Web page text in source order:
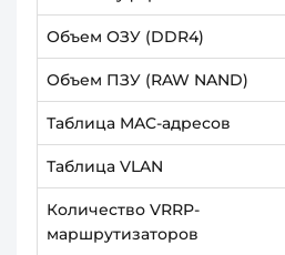
Объем ОЗУ (DDR4)
Объем ПЗУ (RAW NAND)
Таблица MAC-адресов
Таблица VLAN
Количество VRRP-
маршрутизаторов